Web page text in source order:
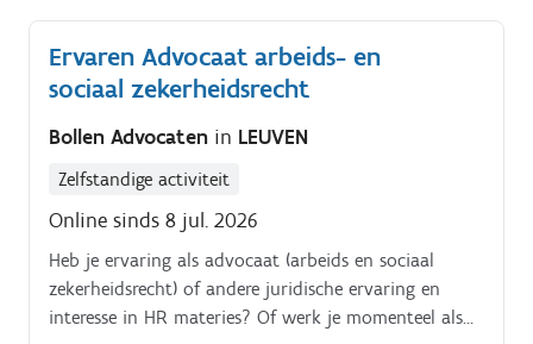
op jouw begeleiding bij herstructurering,
reorganisaties en onderhandelingen met sociale
partners. Je verdedigt de belangen van cliënten met
arbeidsrechtbanken
Ervaren Advocaat arbeids- en
sociaal zekerheidsrecht
Bollen Advocaten in LEUVEN
Zelfstandige activiteit
Online sinds 8 jul. 2026
Heb je ervaring als advocaat (arbeids en sociaal
zekerheidsrecht) of andere juridische ervaring en
interesse in HR materies? Of werk je momenteel als